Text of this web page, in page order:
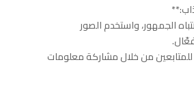
الجمهور، واستخدم الصور
من خلال مشاركة معلومات